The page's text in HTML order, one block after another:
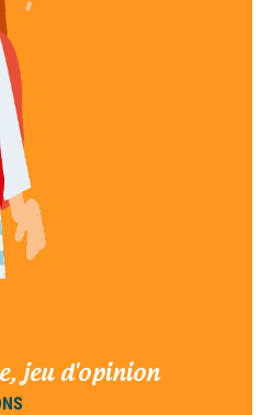
jeu d'opinion